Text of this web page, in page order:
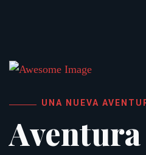
UNA NUEVA
Aventura